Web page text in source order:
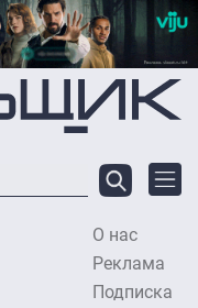
О нас
Реклама
Подписка